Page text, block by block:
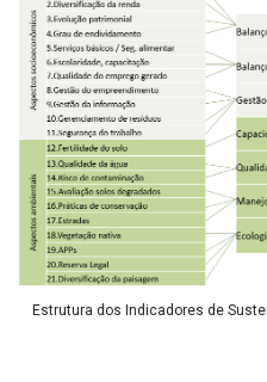
Estrutura dos Indicadores de